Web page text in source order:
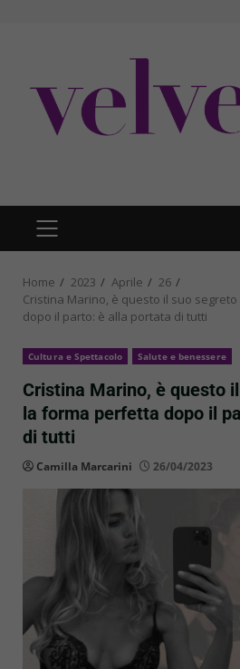
PRIMARY
MENU
Home 2023 Aprile
26
Cristina Marino, è questo il suo
dopo il parto: è alla portata di tutti
Cultura e Spettacolo Salute e benessere
Cristina Marino, è questo
la forma perfetta dopo il
di tutti
Camilla Marcarini 26/04/2023